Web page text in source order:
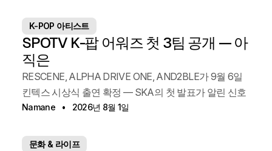
K-POP 아티스트
SPOTV K-팝 어워즈 첫 3팀 공개 — 아
직은
RESCENE, ALPHA DRIVE ONE, AND2BLE가 9월 6일
킨텍스 시상식 출연 확정 — SKA의 첫 발표가 알린 신호
Namane 2026년 8월 1일
문화 & 라이프